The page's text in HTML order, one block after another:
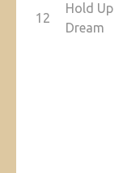
12
Hold Up
Dream